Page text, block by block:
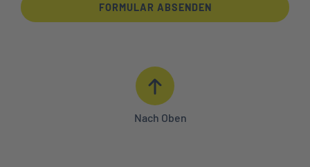
FORMULAR ABSENDEN
Nach Oben